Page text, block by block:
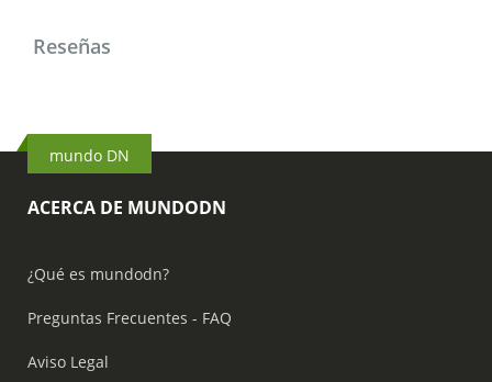
Reseñas
mundo DN
ACERCA DE MUNDODN
¿Qué es mundodn?
Preguntas Frecuentes - FAQ
Aviso Legal